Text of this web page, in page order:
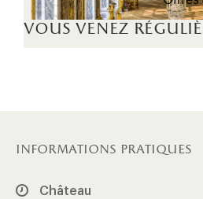
vous venez
informations pratiques
Château